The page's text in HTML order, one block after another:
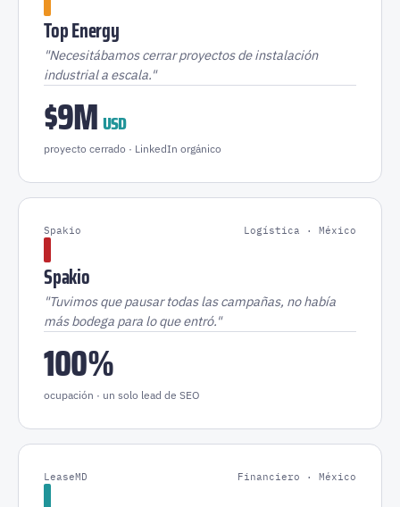
Top Energy
"Necesitábamos cerrar proyectos de instalación
industrial a escala."
$9MUSD
proyecto cerrado · LinkedIn orgánico
Spakio Logística · México
Spakio
"Tuvimos que pausar todas las campañas, no había
más bodega para lo que entró."
100%
ocupación · un solo lead de SEO
LeaseMD Financiero · México